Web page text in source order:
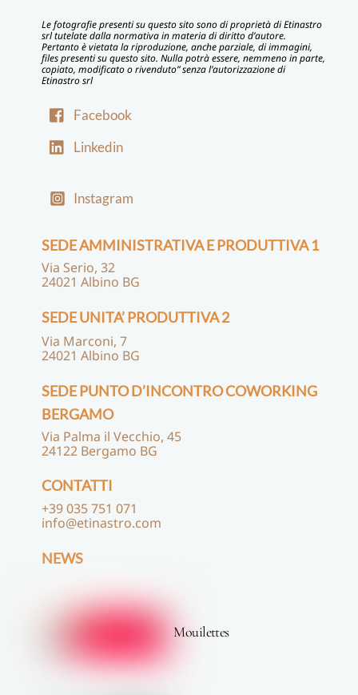
Le fotografie presenti su questo sito sono di proprietà di Etinastro
srl tutelate dalla normativa in materia di diritto d’autore.
Pertanto è vietata la riproduzione, anche parziale, di immagini,
files presenti su questo sito. Nulla potrà essere, nemmeno in parte,
copiato, modificato o rivenduto” senza l’autorizzazione di
Etinastro srl
Facebook
Linkedin
Instagram
SEDE AMMINISTRATIVA E PRODUTTIVA 1
Via Serio, 32
24021 Albino BG
SEDE UNITA’ PRODUTTIVA 2
Via Marconi, 7
24021 Albino BG
SEDE PUNTO D’INCONTRO COWORKING
BERGAMO
Via Palma il Vecchio, 45
24122 Bergamo BG
CONTATTI
+39 035 751 071
info@etinastro.com
NEWS
Mouilettes